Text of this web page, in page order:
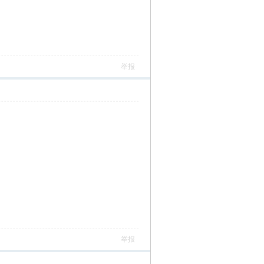
举报
举报